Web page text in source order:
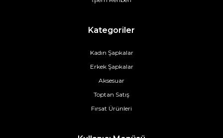
Kategoriler
Kadın Şapkalar
Erkek Şapkalar
Aksesuar
Toptan Satış
Fırsat Ürünleri